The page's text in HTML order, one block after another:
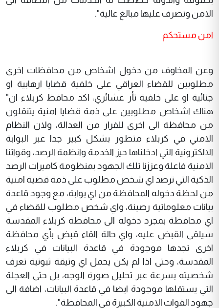
الامن وتصرف عليها مبالغ عالية".
امن مستحكم
وعن المخاوف من دخول اشخاص من محافظات اخرى
مطلوبين للقضاء العراقي على خلفية قضايا ارهابية او
جنائية او على خلفية ثأر عشائري، اكد محافظ كربلاء ان"
هناك اشخاص مطلوبين على ذمة قضايا امنية يتنقلون
من محافظة الى اخرى للفرار من العدالة، ولان النظام
الامني في كربلاء متطور بشكل كبير جدا عبر البوابة
الالكترونية التي ادخلناها حيز الخدمة وانظمة الرصد، وقواتنا
الامنية فاعلة وعززنا تلك الجهود بمنظومة كاميرات الرصد
الذكية التي ترصد اي شخص مطلوب على ذمة قضية امنية
من لحظة دخوله المحافظة من اي بوابة، مع وجود قاعدة
بيانات معلوماتية رصينة، واي شخص مطلوب للقضاء في
اي محافظة بمجرد دخوله الى محافظة كربلاء المقدسة
سيلقى القبض عليه، واي حالة القاء قبض بأي محافظة
اخرى تجدها موجودة في قاعدة البيانات في كربلاء
المقدسة، وحتى اذا لم يكن يحمل اي وثيقة ثبوتية تعرف
شخصيته بسرعة عبر تحليل صورة الوجه، بل حتى العجلة
التي يستقلها موجودة ايضا في قاعدة البيانات، اضافة الى
جهود القوات الامنية الكبيرة في المحافظة".